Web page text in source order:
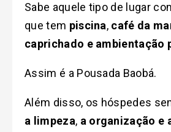
Sabe aquele tipo de lugar
que tem piscina, café da
caprichado e ambientação
Assim é a Pousada Baobá.
Além disso, os hóspedes
a limpeza, a organização e